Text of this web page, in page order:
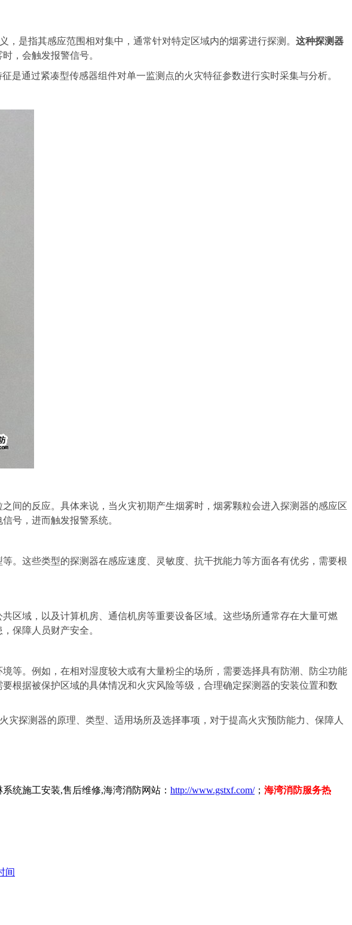
是指其感应范围相对集中，通常针对特定区域内的烟雾进行探测。 这种探测器
，会触发报警信号。
是通过紧凑型传感器组件对单一监测点的火灾特征参数进行实时采集与分析。
间的反应。具体来说，当火灾初期产生烟雾时，烟雾颗粒会进入探测器的感应区
号，进而触发报警系统。
这些类型的探测器在感应速度、灵敏度、抗干扰能力等方面各有优劣，需要根
域，以及计算机房、通信机房等重要设备区域。这些场所通常存在大量可燃
保障人员财产安全。
。例如，在相对湿度较大或有大量粉尘的场所，需要选择具有防潮、防尘功能
根据被保护区域的具体情况和火灾风险等级，合理确定探测器的安装位置和数
探测器的原理、类型、适用场所及选择事项，对于提高火灾预防能力、保障人
统施工安装,售后维修,海湾消防网站： http://www.gstxf.com/； 海湾消防服务热
间